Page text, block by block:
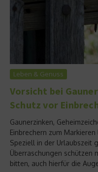
Leben & Genuss
Vorsicht bei
Schutz vor
Gaunerzinken,
Einbrechern zum
Speziell in der Urlaubszeit
Überraschungen schützen
bitten, auch hierfür die